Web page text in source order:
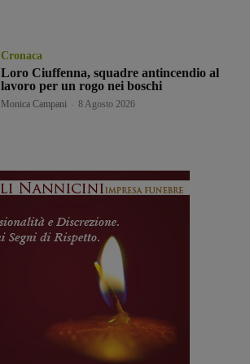
Cronaca
Loro Ciuffenna, squadre antincendio al
lavoro per un rogo nei boschi
Monica Campani 8 Agosto 2026